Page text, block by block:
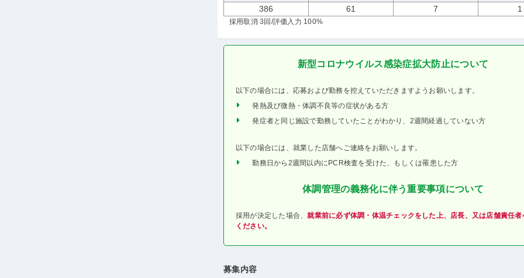
386 61 7 1
採用取消 3回 /評価入力 100%
新型コロナウイルス感染症拡大防止について
以下の場合には、応募および勤務を控えていただきますようお願いします。
発熱及び微熱・体調不良等の症状がある方
発症者と同じ施設で勤務していたことがわかり、2週間経過していない方
以下の場合には、就業した店舗へご連絡をお願いします。
勤務日から2週間以内にPCR検査を受けた、もしくは罹患した方
体調管理の義務化に伴う重要事項について
採用が決定した場合、就業前に必ず体調・体温チェックをした上、店長、又は店舗責任者
ください。
募集内容